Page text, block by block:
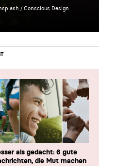
/ Conscious Design
als gedacht: 6 gute
die Mut machen